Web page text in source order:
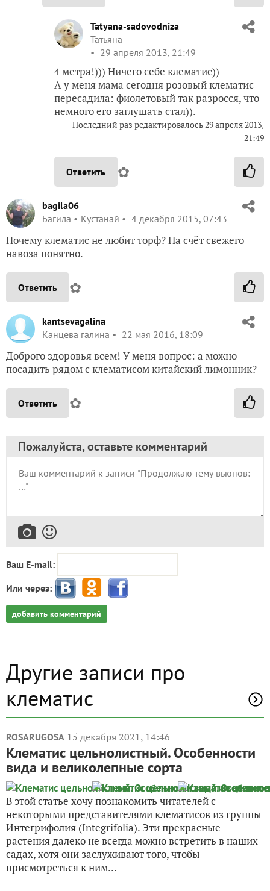
Tatyana-sadovodniza
Татьяна
29 апреля 2013, 21:49
4 метра!))) Ничего себе клематис))
А у меня мама сегодня розовый клематис
пересадила: фиолетовый так разросся, что
немного его заглушать стал)).
Последний раз редактировалось 29 апреля 2013,
21:49
Ответить ✿
bagila06
Багила
Кустанай 4 декабря 2015, 07:43
Почему клематис не любит торф? На счёт свежего
навоза понятно.
Ответить ✿
kantsevagalina
Канцева галина
22 мая 2016, 18:09
Доброго здоровья всем! У меня вопрос: а можно
посадить рядом с клематисом китайский лимонник?
Ответить ✿
Пожалуйста, оставьте комментарий
Ваш E-mail:
Или через:
добавить комментарий
Другие записи про
клематис
ROSARUGOSA 15 декабря 2021, 14:46
Клематис цельнолистный. Особенности
вида и великолепные сорта
В этой статье хочу познакомить читателей с
некоторыми представителями клематисов из группы
Интегрифолия (Integrifolia). Эти прекрасные
растения далеко не всегда можно встретить в наших
садах, хотя они заслуживают того, чтобы
присмотреться к ним...